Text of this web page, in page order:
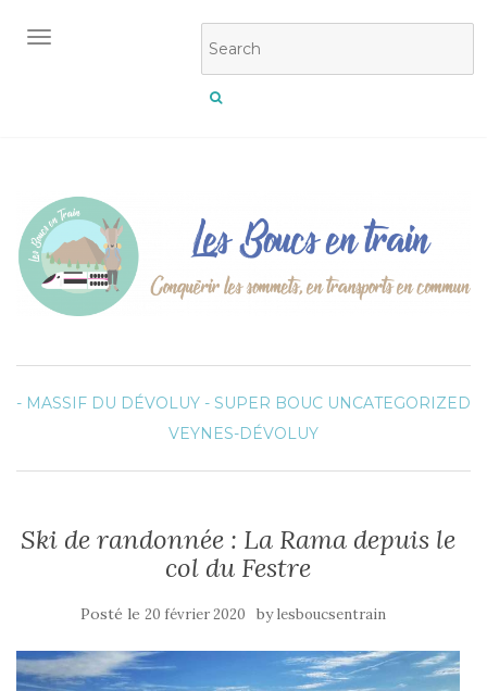
OUVRIR/FERMER LA NAVIGATION
- MASSIF DU DÉVOLUY - SUPER BOUC UNCATEGORIZED
VEYNES-DÉVOLUY
Ski de randonnée : La Rama depuis le
col du Festre
Posté le 20 février 2020 bylesboucsentrain